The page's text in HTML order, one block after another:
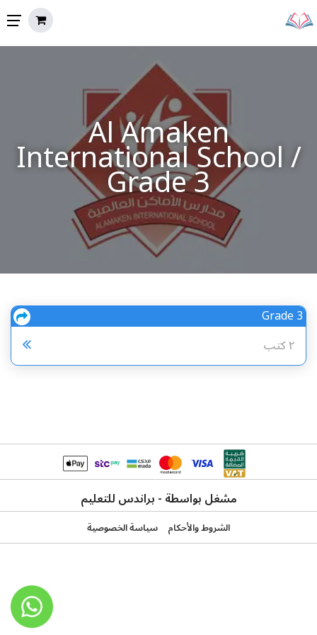
Al Amaken
International School /
Grade 3
Grade 3
٢ كتب
مشغل بواسطة - براندس للتعليم
الشروط والأحكام سياسة الخصوصية